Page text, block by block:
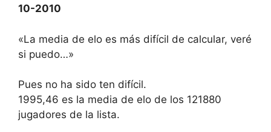
10-2010
«La media de elo es más difícil de calcular, veré
si puedo…»
Pues no ha sido ten difícil.
1995,46 es la media de elo de los 121880
jugadores de la lista.